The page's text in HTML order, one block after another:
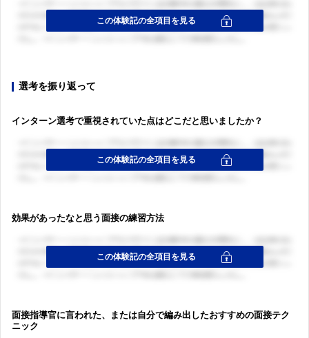
選考を振り返って
インターン選考で重視されていた点はどこだと思いましたか？
効果があったなと思う面接の練習方法
面接指導官に言われた、または自分で編み出したおすすめの面接テク
ニック